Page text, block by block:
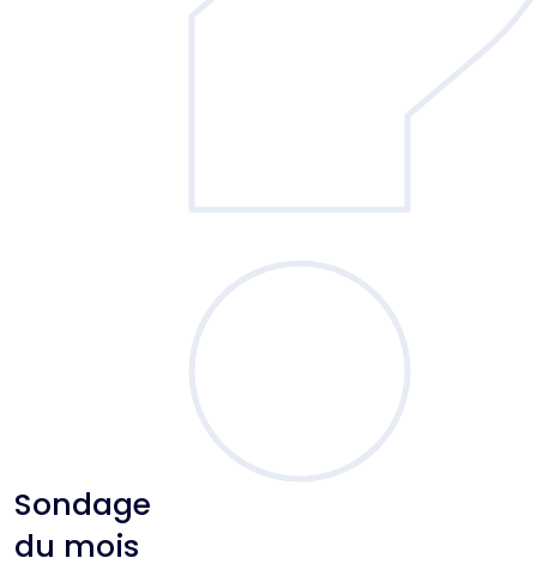
Sondage
du mois